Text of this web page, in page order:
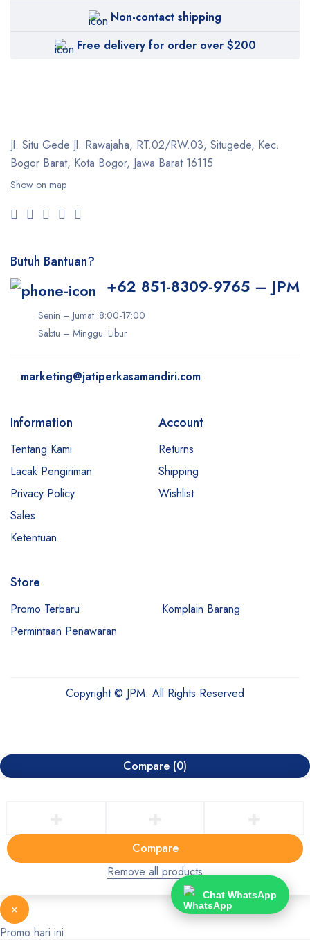
Non-contact shipping
Free delivery for order over $200
Jl. Situ Gede Jl. Rawajaha, RT.02/RW.03, Situgede, Kec.
Bogor Barat, Kota Bogor, Jawa Barat 16115
Show on map
Butuh Bantuan?
+62 851-8309-9765 – JPM
Senin – Jumat: 8:00-17:00
Sabtu – Minggu: Libur
marketing@jatiperkasamandiri.com
Information
Tentang Kami
Lacak Pengiriman
Privacy Policy
Sales
Ketentuan
Account
Returns
Shipping
Wishlist
Store
Promo Terbaru
Komplain Barang
Permintaan Penawaran
Copyright © JPM. All Rights Reserved
Compare (0)
Compare
Remove all products
×
Promo hari ini
Chat WhatsApp